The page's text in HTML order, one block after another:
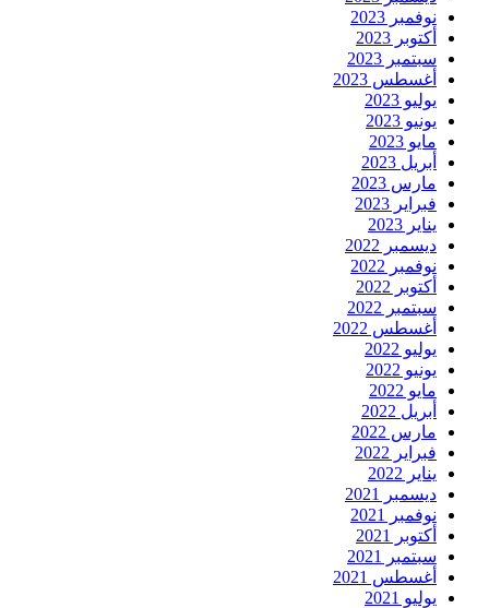
نوفمبر 2023
أكتوبر 2023
سبتمبر 2023
أغسطس 2023
يوليو 2023
يونيو 2023
مايو 2023
أبريل 2023
مارس 2023
فبراير 2023
يناير 2023
ديسمبر 2022
نوفمبر 2022
أكتوبر 2022
سبتمبر 2022
أغسطس 2022
يوليو 2022
يونيو 2022
مايو 2022
أبريل 2022
مارس 2022
فبراير 2022
يناير 2022
ديسمبر 2021
نوفمبر 2021
أكتوبر 2021
سبتمبر 2021
أغسطس 2021
يوليو 2021